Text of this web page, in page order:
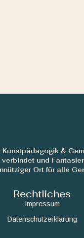
&
verbindet und
Ort für alle
Rechtliches
Impressum
Datenschutzerklärung